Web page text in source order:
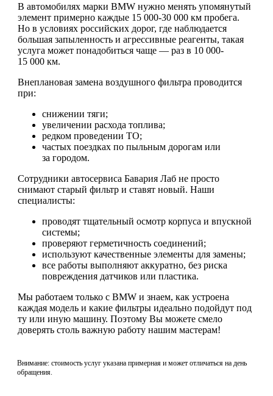
В автомобилях марки BMW нужно менять упомянутый
элемент примерно каждые 15 000-30 000 км пробега.
Но в условиях российских дорог, где наблюдается
большая запыленность и агрессивные реагенты, такая
услуга может понадобиться чаще — раз в 10 000-
15 000 км.
Внеплановая замена воздушного фильтра проводится
при:
снижении тяги;
увеличении расхода топлива;
редком проведении ТО;
частых поездках по пыльным дорогам или
за городом.
Сотрудники автосервиса Бавария Лаб не просто
снимают старый фильтр и ставят новый. Наши
специалисты:
проводят тщательный осмотр корпуса и впускной
системы;
проверяют герметичность соединений;
используют качественные элементы для замены;
все работы выполняют аккуратно, без риска
повреждения датчиков или пластика.
Мы работаем только с BMW и знаем, как устроена
каждая модель и какие фильтры идеально подойдут под
ту или иную машину. Поэтому Вы можете смело
доверять столь важную работу нашим мастерам!
Внимание: стоимость услуг указана примерная и может отличаться на день
обращения.